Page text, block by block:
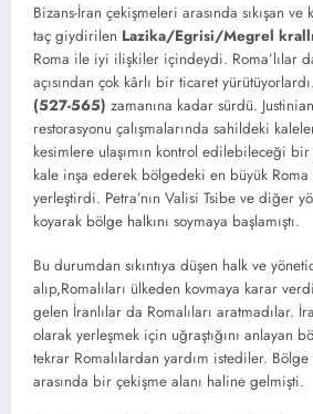
Bizans-İran çekişmeleri arasında sıkışan ve
taç giydirilen Lazika/Egrisi/Megrel
Roma ile iyi ilişkiler içindeydi. Roma’lılar
açısından çok kârlı bir ticaret
(527-565) zamanına kadar sürdü.
restorasyonu çalışmalarında sahildeki
kesimlere ulaşımın kontrol edilebileceği
kale inşa ederek bölgedeki en büyük
yerleştirdi. Petra’nın Valisi Tsibe ve diğer
koyarak bölge halkını soymaya başlamıştı.
Bu durumdan sıkıntıya düşen halk ve
alıp,Romalıları ülkeden kovmaya karar
gelen İranlılar da Romalıları aratmadılar.
olarak yerleşmek için uğraştığını anlayan
tekrar Romalılardan yardım istediler.
arasında bir çekişme alanı haline gelmişti.